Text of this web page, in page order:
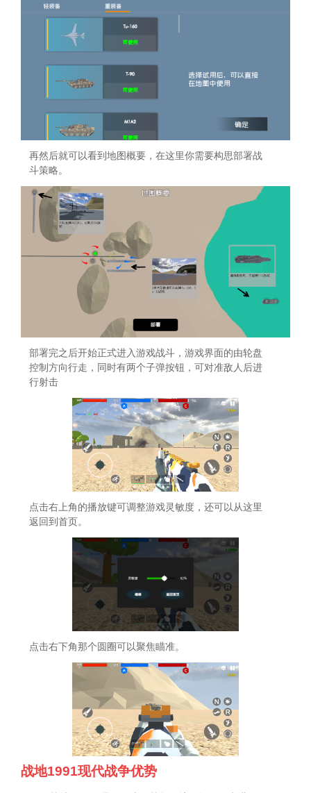
再然后就可以看到地图概要，在这里你需要构思部署战
斗策略。
部署完之后开始正式进入游戏战斗，游戏界面的由轮盘
控制方向行走，同时有两个子弹按钮，可对准敌人后进
行射击
点击右上角的播放键可调整游戏灵敏度，还可以从这里
返回到首页。
点击右下角那个圆圈可以聚焦瞄准。
战地1991现代战争优势